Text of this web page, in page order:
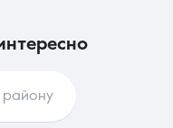
району